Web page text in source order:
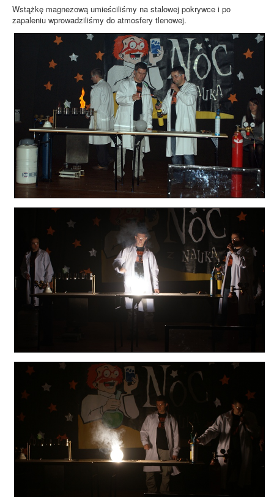
Wstążkę magnezową umieściliśmy na stalowej pokrywce i po
zapaleniu wprowadziliśmy do atmosfery tlenowej.